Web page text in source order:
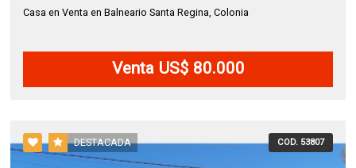
Casa en Venta en Balneario Santa Regina, Colonia
Venta US$ 80.000
DESTACADA COD. 53807